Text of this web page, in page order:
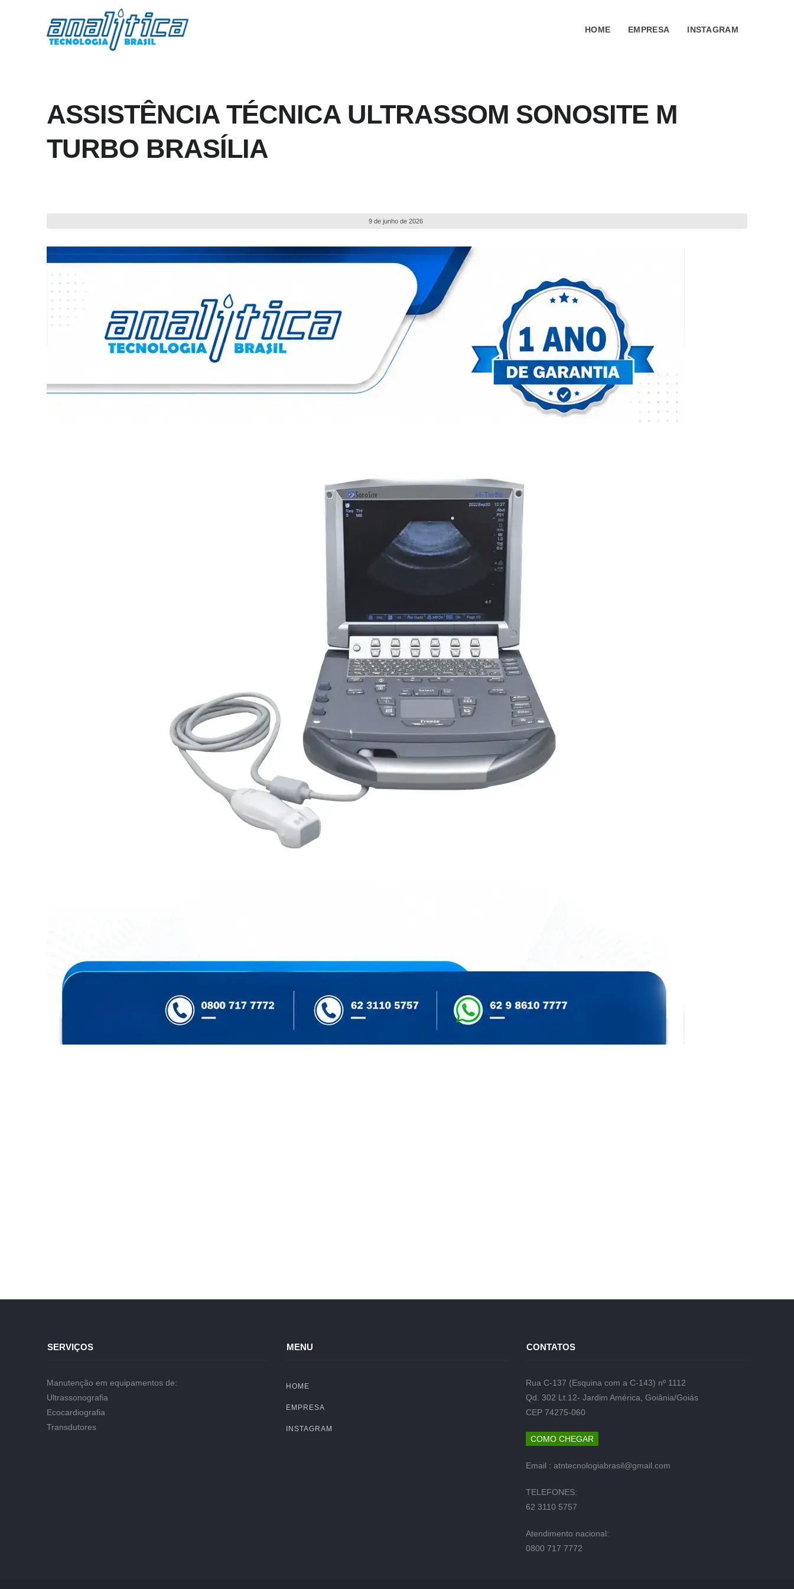
HOME EMPRESA INSTAGRAM
ASSISTÊNCIA TÉCNICA ULTRASSOM SONOSITE M
TURBO BRASÍLIA
9 de junho de 2026
SERVIÇOS
Manutenção em equipamentos de:
Ultrassonografia
Ecocardiografia
Transdutores
MENU
HOME
EMPRESA
INSTAGRAM
CONTATOS
Rua C-137 (Esquina com a C-143) nº 1112
Qd. 302 Lt.12- Jardim América, Goiânia/Goiás
CEP 74275-060
COMO CHEGAR
Email : atntecnologiabrasil@gmail.com
TELEFONES:
62 3110 5757
Atendimento nacional:
0800 717 7772